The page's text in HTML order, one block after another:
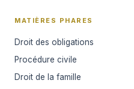
MATIÈRES PHARES
Droit des obligations
Procédure civile
Droit de la famille